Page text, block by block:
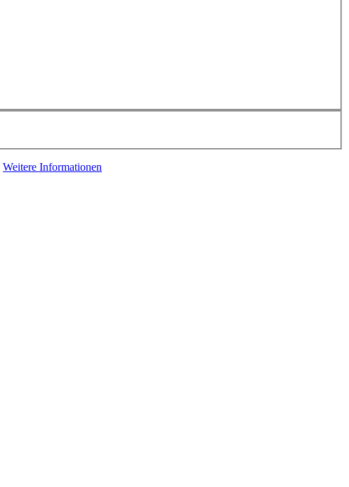
Weitere Informationen